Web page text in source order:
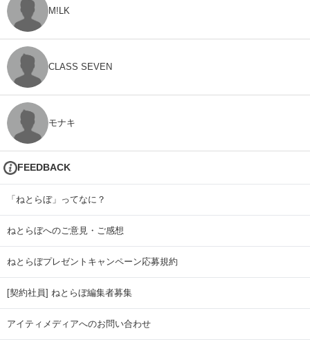
M!LK
CLASS SEVEN
モナキ
FEEDBACK
「ねとらぼ」ってなに？
ねとらぼへのご意見・ご感想
ねとらぼプレゼントキャンペーン応募規約
[契約社員] ねとらぼ編集者募集
アイティメディアへのお問い合わせ